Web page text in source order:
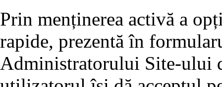
Prin menținerea activă a
rapide, prezentă în
Administratorului Site-ului